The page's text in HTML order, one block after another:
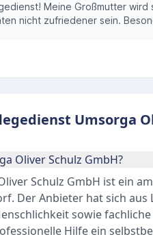
Meine Großmutter
nicht zufriedener sein.
Umsorga
Oliver Schulz GmbH?
Schulz GmbH ist ein
Der Anbieter hat sich
sowie fachliche
Hilfe ein